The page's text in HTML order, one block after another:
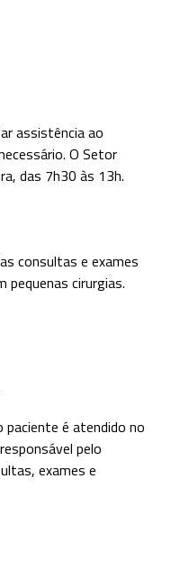
assistência ao
O Setor
das 7h30 às 13h.
consultas e exames
pequenas cirurgias.
paciente é atendido no
pelo
exames e